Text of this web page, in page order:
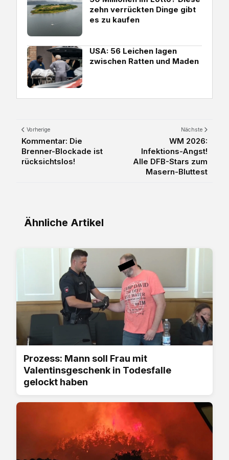
zehn verrückten Dinge gibt
es zu kaufen
USA: 56 Leichen lagen
zwischen Ratten und Maden
Vorherige
Kommentar: Die
Brenner-Blockade ist
rücksichtslos!
Nächste
WM 2026:
Infektions-Angst!
Alle DFB-Stars zum
Masern-Bluttest
Ähnliche Artikel
Prozess: Mann soll Frau mit
Valentinsgeschenk in Todesfalle
gelockt haben